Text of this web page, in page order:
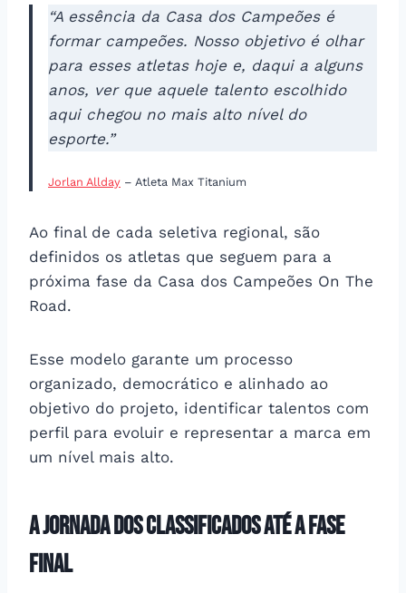
“A essência da Casa dos Campeões é
formar campeões. Nosso objetivo é olhar
para esses atletas hoje e, daqui a alguns
anos, ver que aquele talento escolhido
aqui chegou no mais alto nível do
esporte.”
Jorlan Allday – Atleta Max Titanium
Ao final de cada seletiva regional, são
definidos os atletas que seguem para a
próxima fase da Casa dos Campeões On The
Road.
Esse modelo garante um processo
organizado, democrático e alinhado ao
objetivo do projeto, identificar talentos com
perfil para evoluir e representar a marca em
um nível mais alto.
A jornada dos classificados até a fase
final